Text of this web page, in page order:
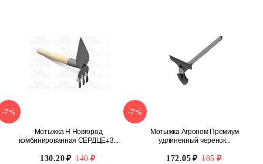
-7%
Мотыжка Н Новгород
комбинированная СЕРДЦЕ+3...
130.20 140
-7%
Мотыжка Агроном Премиум
удлиненный черенок...
172.05 185